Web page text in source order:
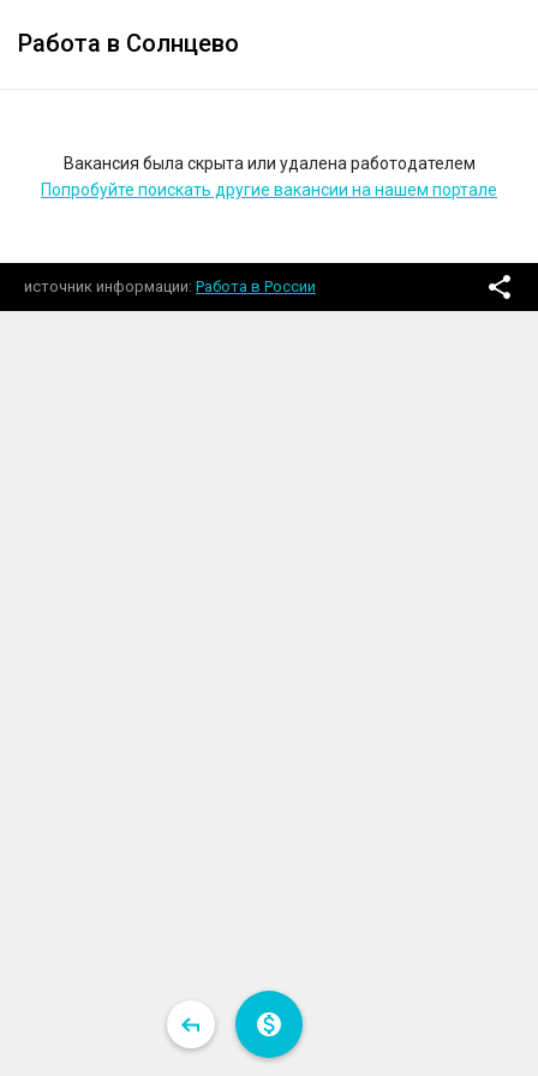
Работа в Солнцево
Вакансия была скрыта или удалена работодателем
Попробуйте поискать другие вакансии на нашем портале
источник информации Работа в России